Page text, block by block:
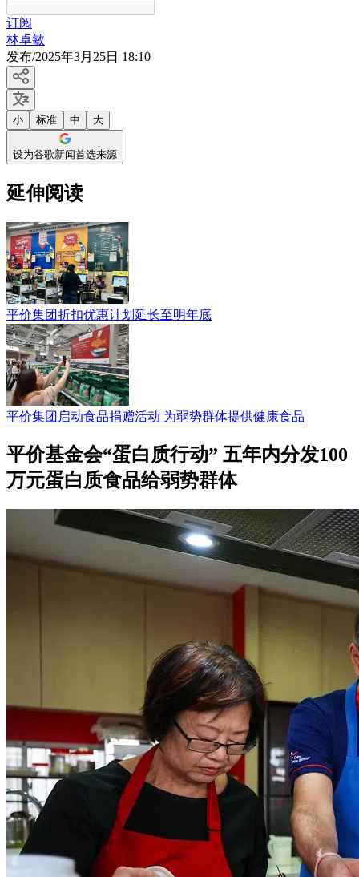
订阅
林卓敏
发布/2025年3月25日 18:10
小 标准 中 大
设为谷歌新闻首选来源
延伸阅读
平价集团折扣优惠计划延长至明年底
平价集团启动食品捐赠活动 为弱势群体提供健康食品
平价基金会“蛋白质行动” 五年内分发100
万元蛋白质食品给弱势群体